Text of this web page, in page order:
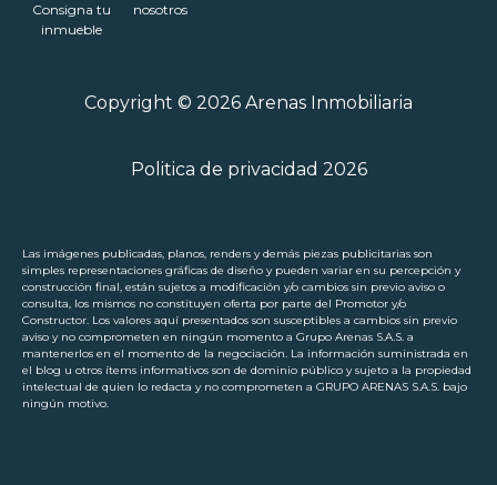
Consigna tu
inmueble
nosotros
Copyright © 2026 Arenas Inmobiliaria
Politica de privacidad 2026
Las imágenes publicadas, planos, renders y demás piezas publicitarias son
simples representaciones gráficas de diseño y pueden variar en su percepción y
construcción final, están sujetos a modificación y/o cambios sin previo aviso o
consulta, los mismos no constituyen oferta por parte del Promotor y/o
Constructor. Los valores aquí presentados son susceptibles a cambios sin previo
aviso y no comprometen en ningún momento a Grupo Arenas S.A.S. a
mantenerlos en el momento de la negociación. La información suministrada en
el blog u otros ítems informativos son de dominio público y sujeto a la propiedad
intelectual de quien lo redacta y no comprometen a GRUPO ARENAS S.A.S. bajo
ningún motivo.